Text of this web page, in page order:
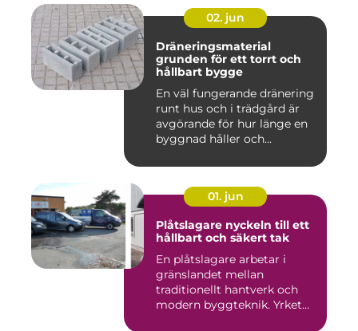
02. jun
Dräneringsmaterial
grunden för ett torrt och
hållbart bygge
En väl fungerande dränering
runt hus och i trädgård är
avgörande för hur länge en
byggnad håller och...
01. jun
Plåtslagare nyckeln till ett
hållbart och säkert tak
En plåtslagare arbetar i
gränslandet mellan
traditionellt hantverk och
modern byggteknik. Yrket